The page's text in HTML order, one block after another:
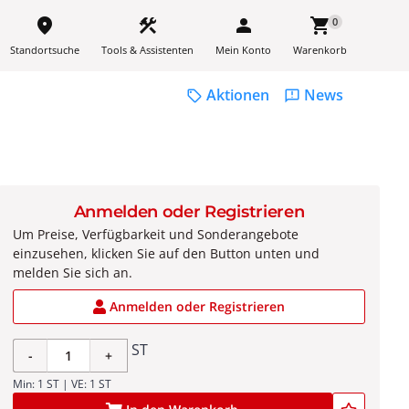
place
Standortsuche
construction
Tools & Assistenten
person
Mein Konto
shopping_cart0
Warenkorb
sell Aktionen feedback News
Anmelden oder Registrieren
Um Preise, Verfügbarkeit und Sonderangebote
einzusehen, klicken Sie auf den Button unten und
melden Sie sich an.
Anmelden oder Registrieren
- + ST
Min: 1 ST | VE: 1 ST